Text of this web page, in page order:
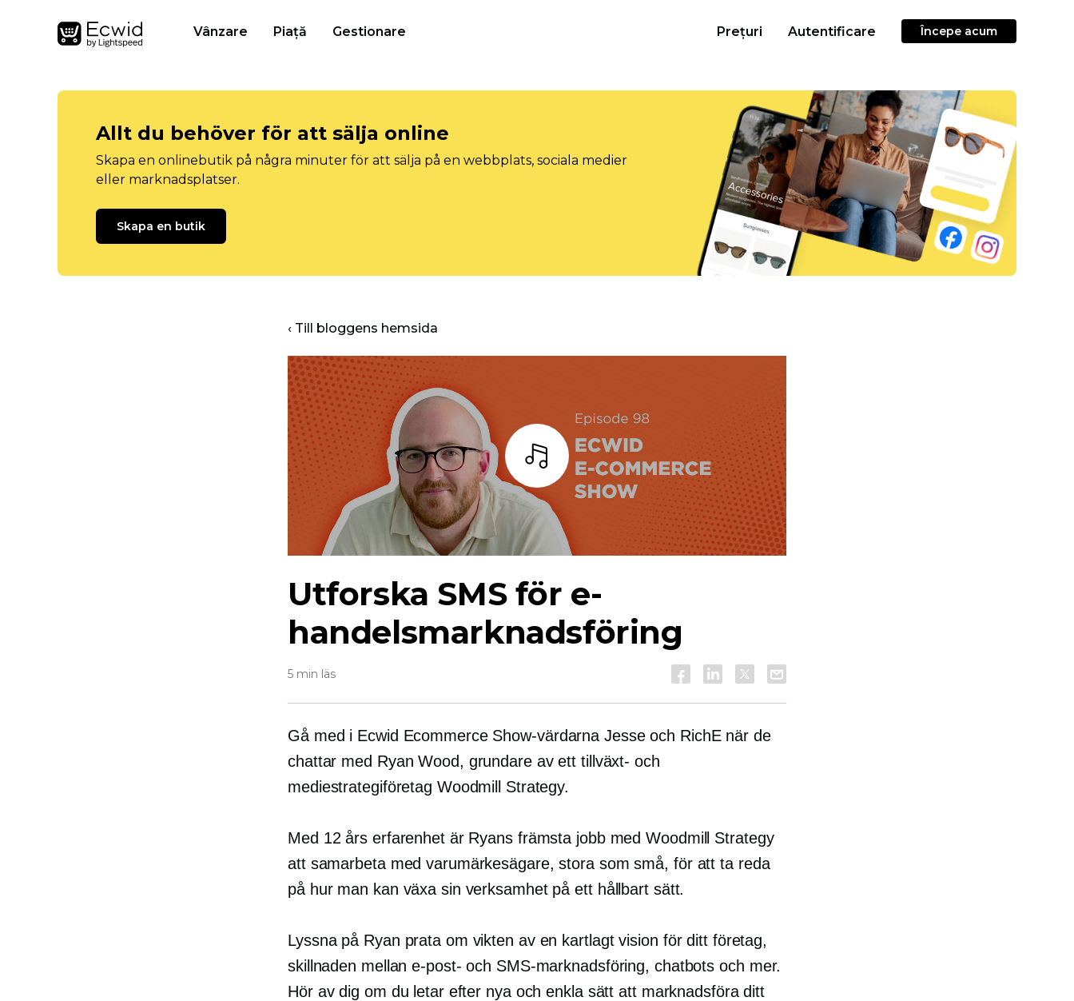
Vânzare Piață Gestionare Prețuri Autentificare Începe acum
Allt du behöver för att sälja online
Skapa en onlinebutik på några minuter för att sälja på en webbplats, sociala medier
eller marknadsplatser.
Skapa en butik
‹ Till bloggens hemsida
Lyssna
Utforska SMS för e-
handelsmarknadsföring
5 min läs
Gå med i Ecwid Ecommerce Show-värdarna Jesse och RichE när de
chattar med Ryan Wood, grundare av ett tillväxt- och
mediestrategiföretag Woodmill Strategy.
Med 12 års erfarenhet är Ryans främsta jobb med Woodmill Strategy
att samarbeta med varumärkesägare, stora som små, för att ta reda
på hur man kan växa sin verksamhet på ett hållbart sätt.
Lyssna på Ryan prata om vikten av en kartlagtvision för ditt företag,
skillnaden mellan e-post- och SMS-marknadsföring, chatbots och mer.
Hör av dig om du letar efter nya och enkla sätt att marknadsföra ditt